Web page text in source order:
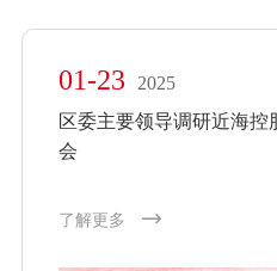
01-23
2025
区委主要领导调研近海控
会
了解更多